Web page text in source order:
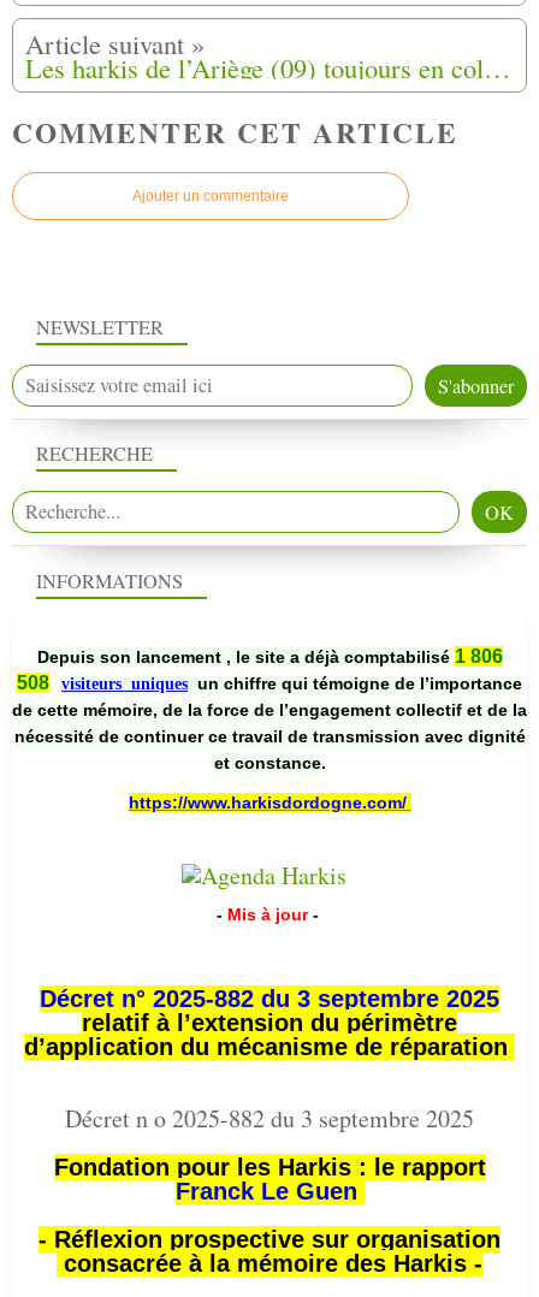
Les harkis de l’Ariège (09) toujours en colère
COMMENTER CET ARTICLE
Ajouter un commentaire
NEWSLETTER
RECHERCHE
INFORMATIONS
Depuis son lancement , le site a déjà comptabilisé 1 806
508
visiteurs uniques un chiffre qui témoigne de l’importance
de cette mémoire, de la force de l’engagement collectif et de la
nécessité de continuer ce travail de transmission avec dignité
et constance.
https://www.harkisdordogne.com/
- Mis à jour -
Décret n° 2025-882 du 3 septembre 2025
relatif à l’extension du périmètre
d’application du mécanisme de réparation
Décret n o 2025-882 du 3 septembre 2025
Fondation pour les Harkis : le rapport
Franck Le Guen
- Réflexion prospective sur organisation
consacrée à la mémoire des Harkis -